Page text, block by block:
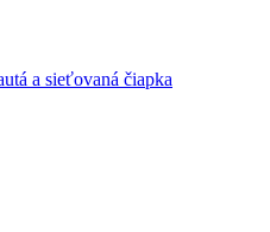
a sieťovaná čiapka